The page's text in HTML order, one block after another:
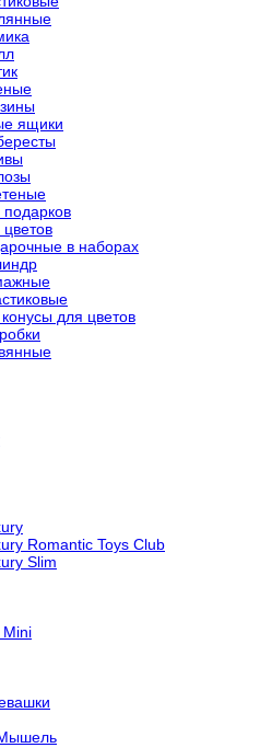
ящики
в наборах
для цветов
Romantic Toys Club
Slim
Mini